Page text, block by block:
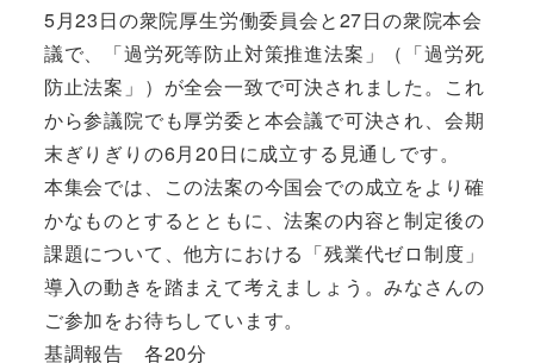
5月23日の衆院厚生労働委員会と27日の衆院本会
議で、「過労死等防止対策推進法案」（「過労死
防止法案」）が全会一致で可決されました。これ
から参議院でも厚労委と本会議で可決され、会期
末ぎりぎりの6月20日に成立する見通しです。
本集会では、この法案の今国会での成立をより確
かなものとするとともに、法案の内容と制定後の
課題について、他方における「残業代ゼロ制度」
導入の動きを踏まえて考えましょう。みなさんの
ご参加をお待ちしています。
基調報告 各20分